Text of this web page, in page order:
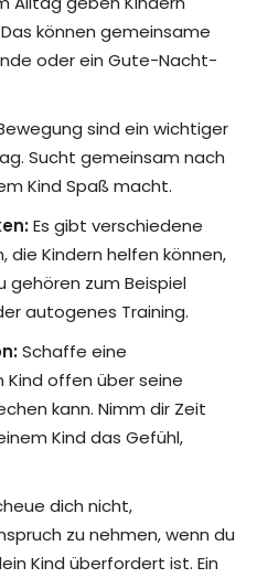
können gemeinsame
oder ein Gute-Nacht-
sind ein wichtiger
Sucht gemeinsam nach
Kind Spaß macht.
Es gibt verschiedene
die Kindern helfen können,
gehören zum Beispiel
autogenes Training.
Schaffe eine
Kind offen über seine
kann. Nimm dir Zeit
Kind das Gefühl,
dich nicht,
zu nehmen, wenn du
Kind überfordert ist. Ein